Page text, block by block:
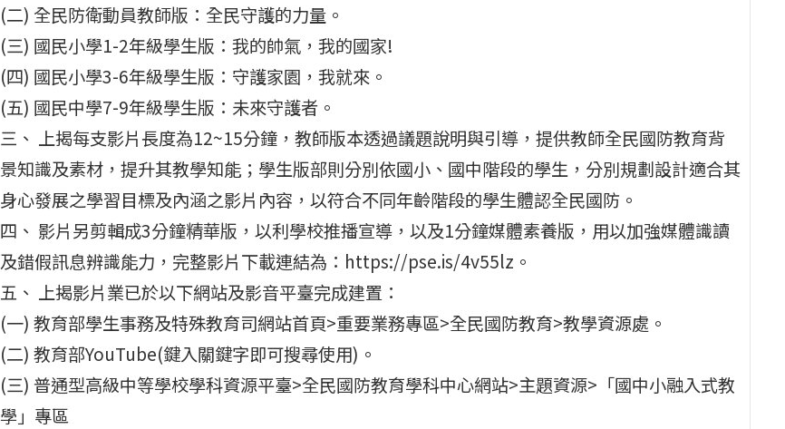
(二) 全民防衛動員教師版：全民守護的力量。
(三) 國民小學1-2年級學生版：我的帥氣，我的國家!
(四) 國民小學3-6年級學生版：守護家園，我就來。
(五) 國民中學7-9年級學生版：未來守護者。
三、 上揭每支影片長度為12~15分鐘，教師版本透過議題說明與引導，提供教師全民國防教育背
景知識及素材，提升其教學知能；學生版部則分別依國小、國中階段的學生，分別規劃設計適合其
身心發展之學習目標及內涵之影片內容，以符合不同年齡階段的學生體認全民國防。
四、 影片另剪輯成3分鐘精華版，以利學校推播宣導，以及1分鐘媒體素養版，用以加強媒體識讀
及錯假訊息辨識能力，完整影片下載連結為：https://pse.is/4v55lz。
五、 上揭影片業已於以下網站及影音平臺完成建置：
(一) 教育部學生事務及特殊教育司網站首頁>重要業務專區>全民國防教育>教學資源處。
(二) 教育部YouTube(鍵入關鍵字即可搜尋使用)。
(三) 普通型高級中等學校學科資源平臺>全民國防教育學科中心網站>主題資源>「國中小融入式教
學」專區